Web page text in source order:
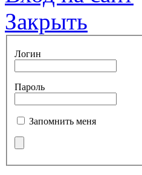
Закрыть
Логин
Пароль
Запомнить меня